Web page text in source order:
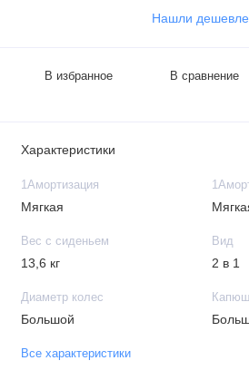
Нашли
В избранное В сравнение
Характеристики
1Амортизация
Мягкая
Вес с сиденьем
13,6 кг
Вид
2 в 1
Диаметр колес
Большой
Все характеристики